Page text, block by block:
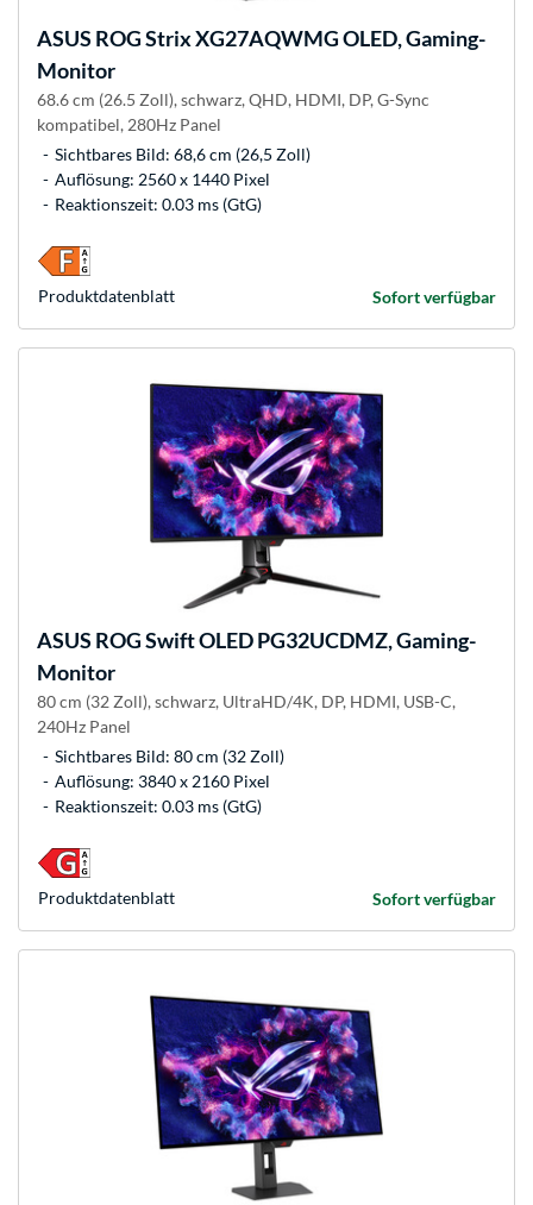
ASUS ROG Strix XG27AQWMG OLED, Gaming-
Monitor
68.6 cm (26.5 Zoll), schwarz, QHD, HDMI, DP, G-Sync
kompatibel, 280Hz Panel
Sichtbares Bild: 68,6 cm (26,5 Zoll)
Auflösung: 2560 x 1440 Pixel
Reaktionszeit: 0.03 ms (GtG)
Sofort verfügbar
Produkt­datenblatt
ASUS ROG Swift OLED PG32UCDMZ, Gaming-
Monitor
80 cm (32 Zoll), schwarz, UltraHD/4K, DP, HDMI, USB-C,
240Hz Panel
Sichtbares Bild: 80 cm (32 Zoll)
Auflösung: 3840 x 2160 Pixel
Reaktionszeit: 0.03 ms (GtG)
Sofort verfügbar
Produkt­datenblatt